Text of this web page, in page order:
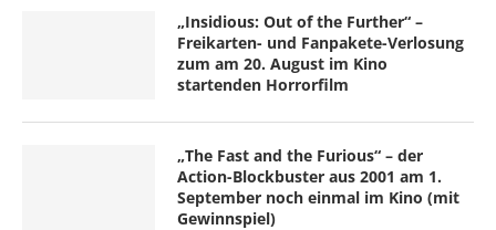
„Insidious: Out of the Further“ –
Freikarten- und Fanpakete-Verlosung
zum am 20. August im Kino
startenden Horrorfilm
„The Fast and the Furious“ – der
Action-Blockbuster aus 2001 am 1.
September noch einmal im Kino (mit
Gewinnspiel)